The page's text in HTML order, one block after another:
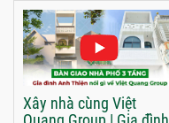
Xây nhà cùng Việt